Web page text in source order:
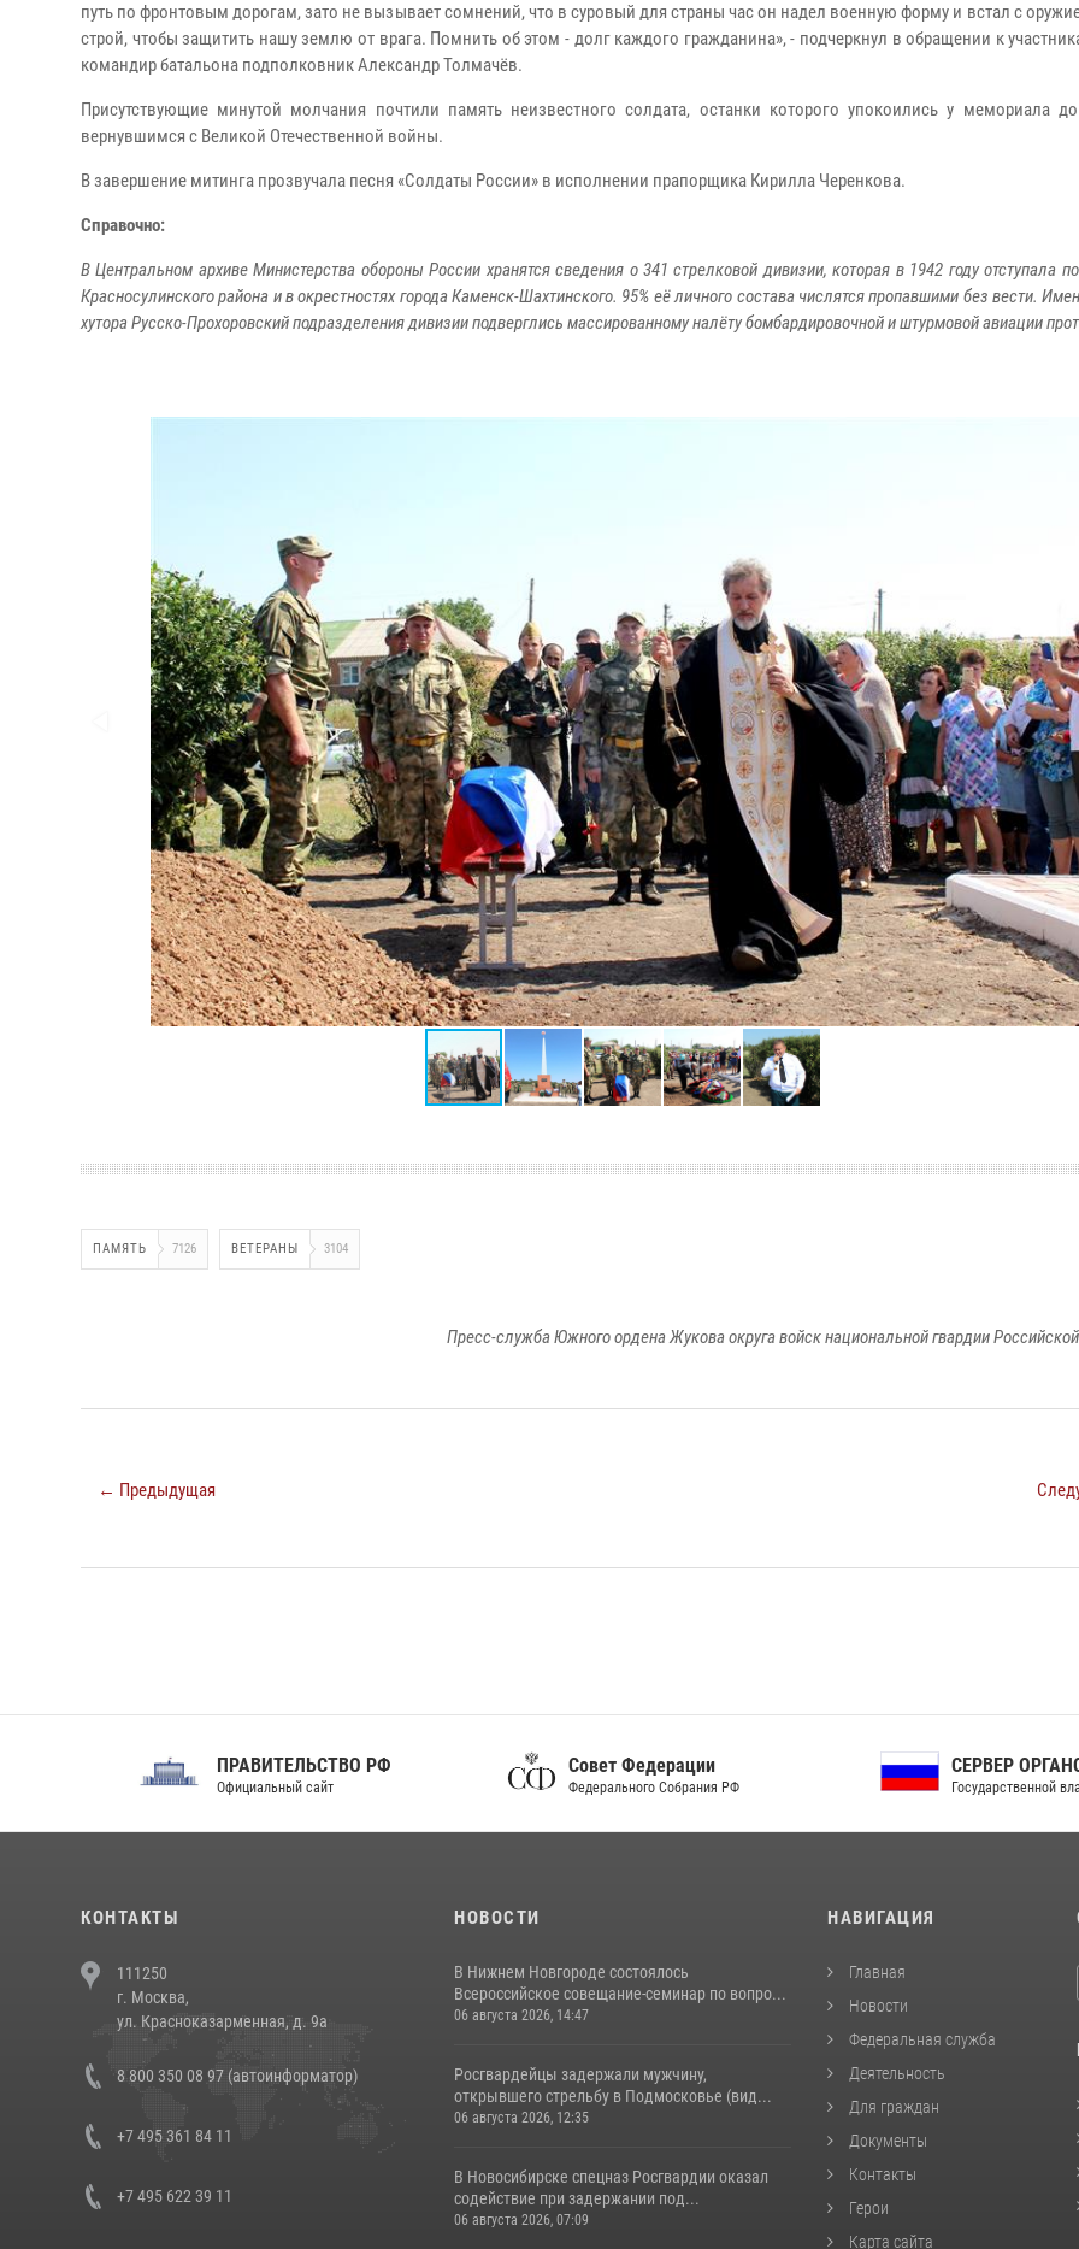
путь по фронтовым дорогам, зато не вызывает сомнений, что в суровый для страны час он надел военную форму и встал с
строй, чтобы защитить нашу землю от врага. Помнить об этом - долг каждого гражданина», - подчеркнул в обращении к
командир батальона подполковник Александр Толмачёв.
Присутствующие минутой молчания почтили память неизвестного солдата, останки которого упокоились у мемориала
вернувшимся с Великой Отечественной войны.
В завершение митинга прозвучала песня «Солдаты России» в исполнении прапорщика Кирилла Черенкова.
Справочно:
В Центральном архиве Министерства обороны России хранятся сведения о 341 стрелковой дивизии, которая в 1942 году отступала
Красносулинского района и в окрестностях города Каменск-Шахтинского. 95% её личного состава числятся пропавшими без вести.
хутора Русско-Прохоровский подразделения дивизии подверглись массированному налёту бомбардировочной и штурмовой авиации
ПАМЯТЬ 7126 ВЕТЕРАНЫ 3104
Пресс-служба Южного ордена Жукова округа войск национальной гвардии
← Предыдущая
ПРАВИТЕЛЬСТВО РФ
Официальный сайт
Совет Федерации
Федерального Собрания РФ
СЕРВЕР ОРГАНОВ
Государственной власти РФ
КОНТАКТЫ
111250
г. Москва,
ул. Красноказарменная, д. 9а
8 800 350 08 97 (автоинформатор)
+7 495 361 84 11
+7 495 622 39 11
НОВОСТИ
В Нижнем Новгороде состоялось
Всероссийское совещание-семинар по вопро...
06 августа 2026, 14:47
Росгвардейцы задержали мужчину,
открывшего стрельбу в Подмосковье (вид...
06 августа 2026, 12:35
В Новосибирске спецназ Росгвардии оказал
содействие при задержании под...
06 августа 2026, 07:09
НАВИГАЦИЯ
Главная
Новости
Федеральная служба
Деятельность
Для граждан
Документы
Контакты
Герои
Карта сайта